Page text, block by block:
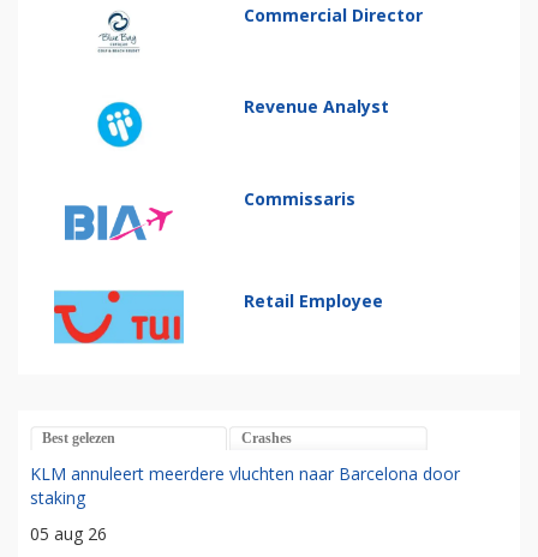
Commercial Director
Revenue Analyst
Commissaris
Retail Employee
Best gelezen Crashes
KLM annuleert meerdere vluchten naar Barcelona door
staking
05 aug 26